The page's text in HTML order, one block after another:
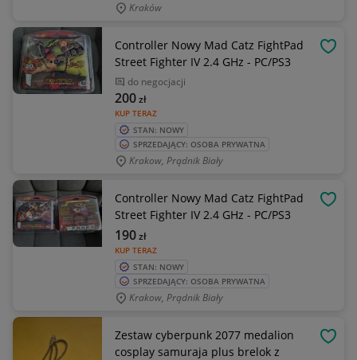
Kraków
Controller Nowy Mad Catz FightPad
Street Fighter IV 2.4 GHz - PC/PS3
do negocjacji
KUP TERAZ
200zł
STAN: NOWY
SPRZEDAJĄCY: OSOBA PRYWATNA
Krakow, Prądnik Biały
Controller Nowy Mad Catz FightPad
Street Fighter IV 2.4 GHz - PC/PS3
KUP TERAZ
190zł
STAN: NOWY
SPRZEDAJĄCY: OSOBA PRYWATNA
Krakow, Prądnik Biały
Zestaw cyberpunk 2077 medalion
cosplay samuraja plus brelok z